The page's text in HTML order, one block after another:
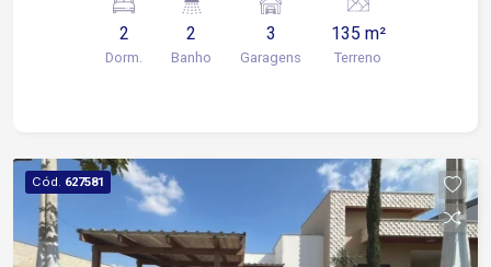
3 vagas, sendo 2 cobertas, além de portão
eletrônico. Aceita permuta em apartamento na
região da Vila Gabriel, até o valor de R$ 300 mil.
2
Dorm.
2
Banho
3
Garagens
135 m²
Terreno
Cód. 627581